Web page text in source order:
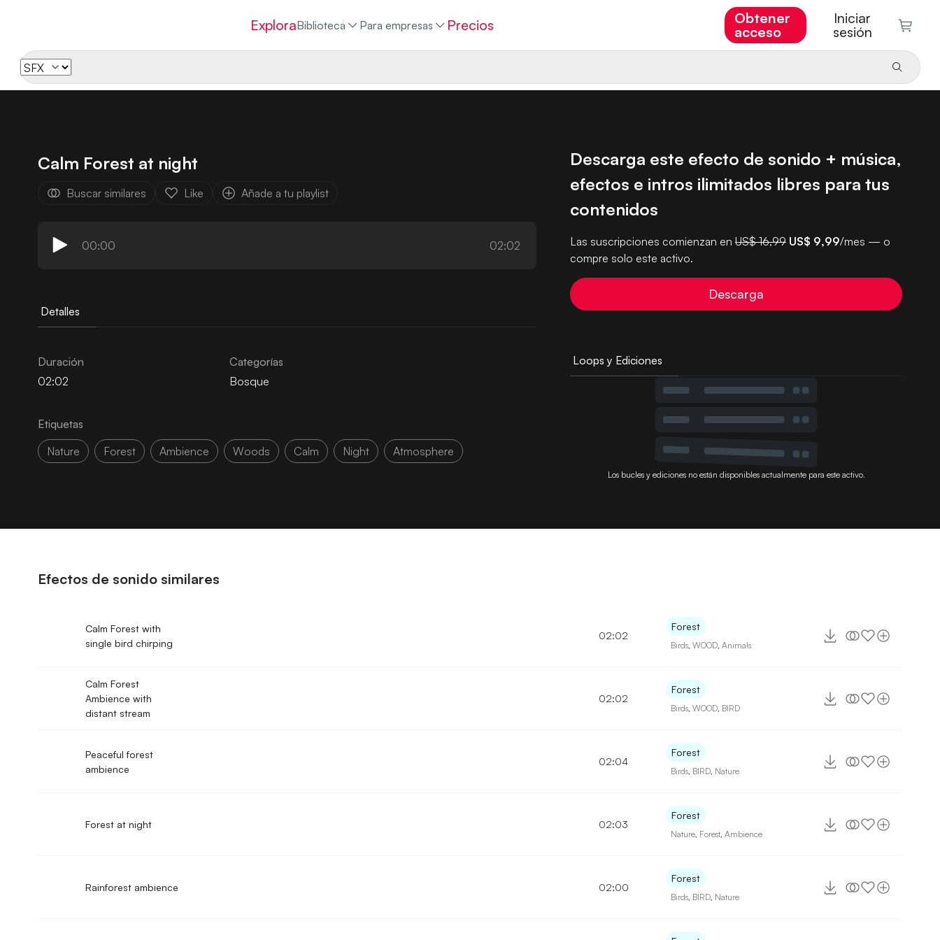
ExploraBiblioteca Para empresas Precios
Obtener
acceso
Iniciar
sesión
Calm Forest at night
Buscar similares Like Añade a tu playlist
00:00 02:02
Detalles
Duración
02:02
Categorías
Bosque
Etiquetas
Nature
Forest Ambience Woods Calm Night Atmosphere
Descarga este efecto de sonido + música,
efectos e intros ilimitados libres para tus
contenidos
Las suscripciones comienzan enUS$ 16,99 US$ 9,99/mes — o
compre solo este activo.
Descarga
Loops y Ediciones
Los bucles y ediciones no están disponibles actualmente para este activo.
Efectos de sonido similares
Calm Forest with
single bird chirping
02:02
Forest
Birds ,WOOD ,Animals
Calm Forest
Ambience with
distant stream
02:02
Forest
Birds ,WOOD BIRD
Peaceful forest
ambience
02:04
Forest
Birds BIRD Nature
Forest at night 02:03
Forest
Nature Forest ,Ambience
Rainforest ambience 02:00
Forest
Birds BIRD Nature